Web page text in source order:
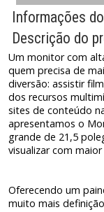
Informações
Descrição do
Um monitor com
quem precisa de
diversão: assistir
dos recursos
sites de conteúdo
apresentamos o
grande de 21,5
visualizar com
Oferecendo um
muito mais